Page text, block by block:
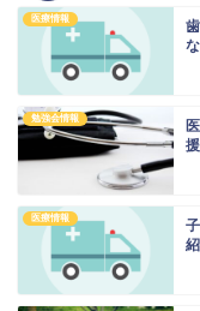
医療情報
勉強会情報
医療情報